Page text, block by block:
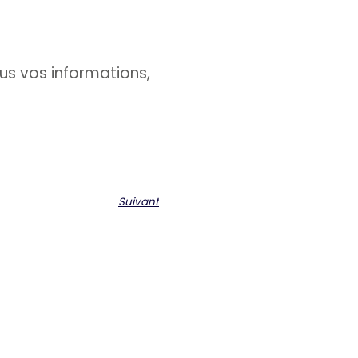
vos informations,
Suivant